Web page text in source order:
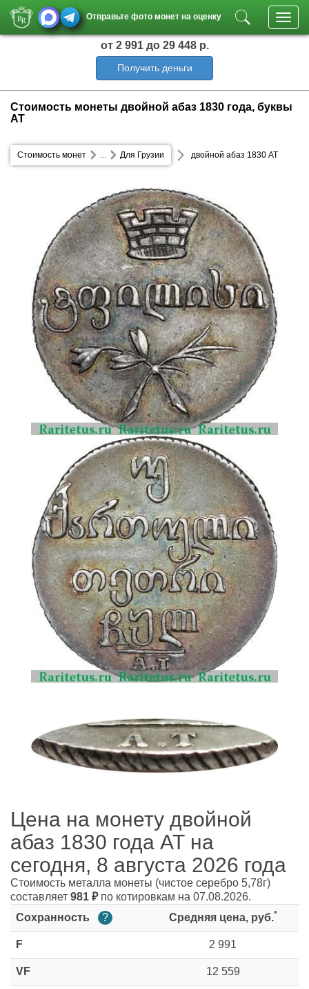
Отправьте фото монет на оценку
от 2 991 до 29 448 р.
Получить деньги
Стоимость монеты двойной абаз 1830 года, буквы
АТ
Стоимость монет Для Грузии
... двойной абаз 1830 АТ
Цена на монету двойной
абаз 1830 года АТ на
сегодня, 8 августа 2026 года
Стоимость металла монеты (чистое серебро 5,78г)
составляет 981 ₽по котировкам на 07.08.2026.
Сохранность
? Средняя цена, руб.*
F 2 991
VF 12 559